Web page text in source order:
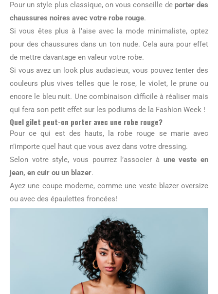
Pour un style plus classique, on vous conseille de porter des
chaussures noires avec votre robe rouge.
Si vous êtes plus à l’aise avec la mode minimaliste, optez
pour des chaussures dans un ton nude. Cela aura pour effet
de mettre davantage en valeur votre robe.
Si vous avez un look plus audacieux, vous pouvez tenter des
couleurs plus vives telles que le rose, le violet, le prune ou
encore le bleu nuit. Une combinaison difficile à réaliser mais
qui fera son petit effet sur les podiums de la Fashion Week !
Quel gilet peut-on porter avec une robe rouge?
Pour ce qui est des hauts, la robe rouge se marie avec
n’importe quel haut que vous avez dans votre dressing.
Selon votre style, vous pourrez l’associer à une veste en
jean, en cuir ou un blazer.
Ayez une coupe moderne, comme une veste blazer oversize
ou avec des épaulettes froncées!